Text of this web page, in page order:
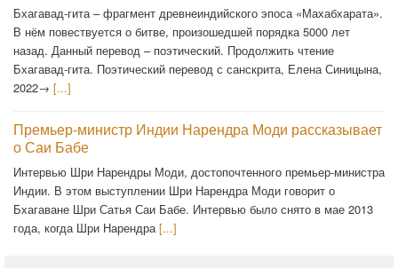
Бхагавад-гита – фрагмент древнеиндийского эпоса «Махабхарата».
В нём повествуется о битве, произошедшей порядка 5000 лет
назад. Данный перевод – поэтический. Продолжить чтение
Бхагавад-гита. Поэтический перевод с санскрита, Елена Синицына,
2022→ [...]
Премьер-министр Индии Нарендра Моди рассказывает
о Саи Бабе
Интервью Шри Нарендры Моди, достопочтенного премьер-министра
Индии. В этом выступлении Шри Нарендра Моди говорит о
Бхагаване Шри Сатья Саи Бабе. Интервью было снято в мае 2013
года, когда Шри Нарендра [...]